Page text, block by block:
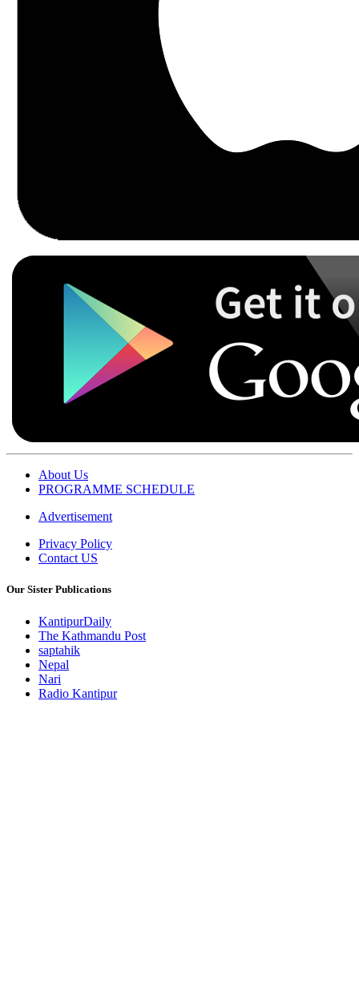
About Us
PROGRAMME SCHEDULE
Advertisement
Privacy Policy
Contact US
Our Sister Publications
KantipurDaily
The Kathmandu Post
saptahik
Nepal
Nari
Radio Kantipur